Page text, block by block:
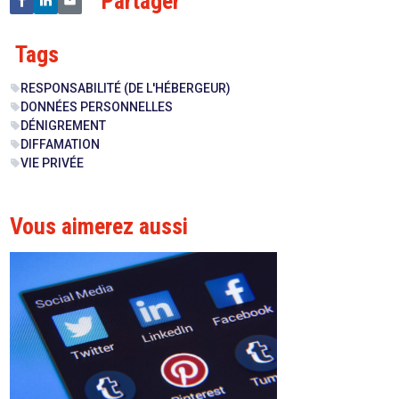
Tags
sell RESPONSABILITÉ (DE L'HÉBERGEUR)
sell DONNÉES PERSONNELLES
sell DÉNIGREMENT
sell DIFFAMATION
sellVIE PRIVÉE
Vous aimerez aussi